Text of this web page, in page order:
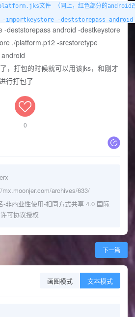
文件 （同上，红色部分的android
-deststorepass android -destkeystore
./platform.p12 -srcstoretype
，打包的时候就可以用该jks，和刚才
行打包了
0
mx.moonjer.com/archives/633/
-非商业性使用-相同方式共享 4.0 国际
可协议授权
下一篇
画图模式 文本模式